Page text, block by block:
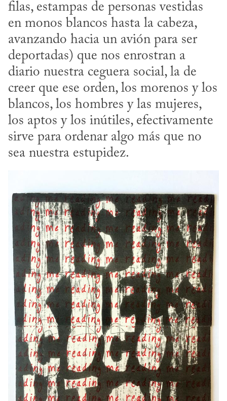
filas, estampas de personas vestidas
en monos blancos hasta la cabeza,
avanzando hacia un avión para ser
deportadas) que nos enrostran a
diario nuestra ceguera social, la de
creer que ese orden, los morenos y los
blancos, los hombres y las mujeres,
los aptos y los inútiles, efectivamente
sirve para ordenar algo más que no
sea nuestra estupidez.